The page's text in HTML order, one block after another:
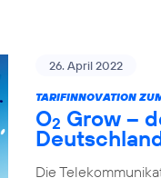
26. April 2022
TARIFINNOVATION
O2 Grow –
Die